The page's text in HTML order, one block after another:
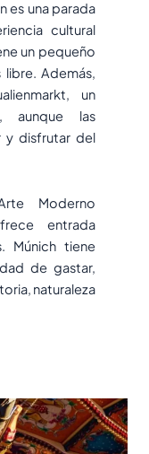
es una parada
cultural
un pequeño
Además,
un
aunque las
y disfrutar del
Moderno
entrada
Múnich tiene
de gastar,
naturaleza